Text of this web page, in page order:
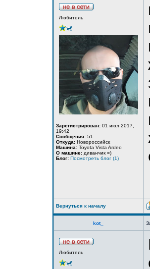
Любитель
Зарегистрирован: 01 июл 2017,
19:42
Сообщения: 51
Откуда: Новороссийск
Машина: Toyota Vista Ardeo
О машине: диванчик =)
Блог: Посмотреть блог (1)
Вернуться к началу
kot_
Любитель